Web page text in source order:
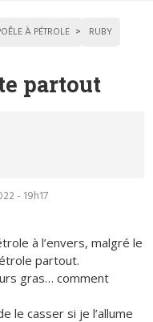
À PÉTROLE RUBY
partout
- 19h17
à l’envers, malgré le
partout.
gras… comment
le casser si je l’allume